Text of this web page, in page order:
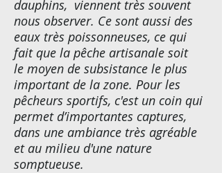
dauphins, viennent très souvent
nous observer. Ce sont aussi des
eaux très poissonneuses, ce qui
fait que la pêche artisanale soit
le moyen de subsistance le plus
important de la zone. Pour les
pêcheurs sportifs, c'est un coin qui
permet d’importantes captures,
dans une ambiance très agréable
et au milieu d'une nature
somptueuse.